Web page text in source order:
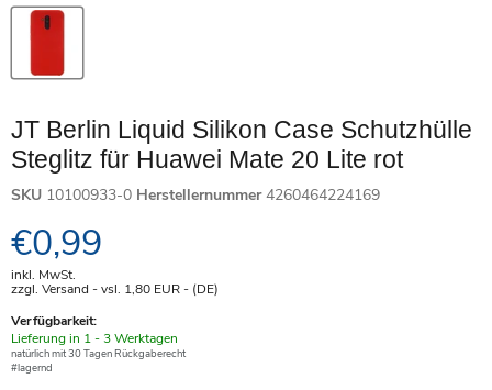
JT Berlin Liquid Silikon Case Schutzhülle
Steglitz für Huawei Mate 20 Lite rot
SKU 10100933-0 Herstellernummer 4260464224169
Aktueller Preis
€0,99
inkl. MwSt.
zzgl. Versand - vsl. 1,80 EUR- (DE)
Verfügbarkeit:
Verfügbar
-
Lieferung in 1 - 3 Werktagen
natürlich mit 30 Tagen Rückgaberecht
#lagernd